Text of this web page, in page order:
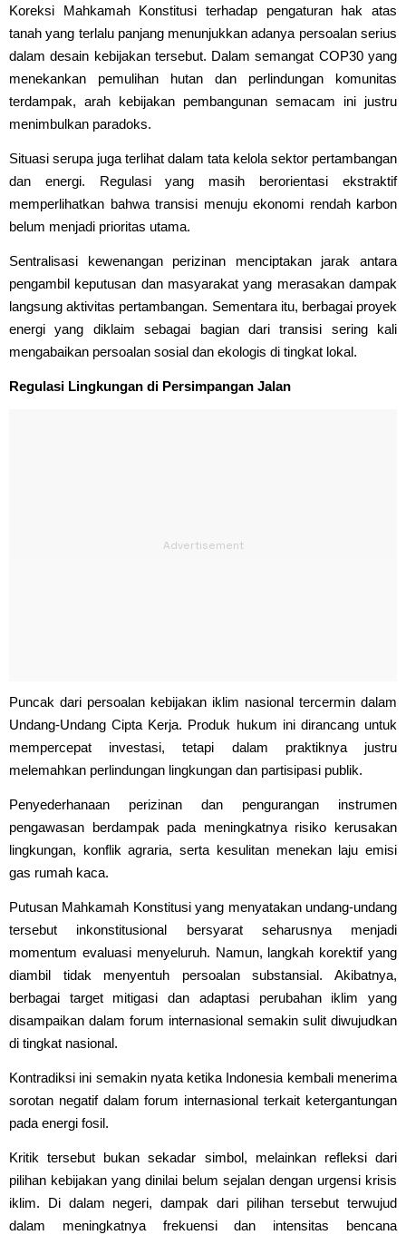
Koreksi Mahkamah Konstitusi terhadap pengaturan hak atas
tanah yang terlalu panjang menunjukkan adanya persoalan serius
dalam desain kebijakan tersebut. Dalam semangat COP30 yang
menekankan pemulihan hutan dan perlindungan komunitas
terdampak, arah kebijakan pembangunan semacam ini justru
menimbulkan paradoks.
Situasi serupa juga terlihat dalam tata kelola sektor pertambangan
dan energi. Regulasi yang masih berorientasi ekstraktif
memperlihatkan bahwa transisi menuju ekonomi rendah karbon
belum menjadi prioritas utama.
Sentralisasi kewenangan perizinan menciptakan jarak antara
pengambil keputusan dan masyarakat yang merasakan dampak
langsung aktivitas pertambangan. Sementara itu, berbagai proyek
energi yang diklaim sebagai bagian dari transisi sering kali
mengabaikan persoalan sosial dan ekologis di tingkat lokal.
Regulasi Lingkungan di Persimpangan Jalan
Puncak dari persoalan kebijakan iklim nasional tercermin dalam
Undang-Undang Cipta Kerja. Produk hukum ini dirancang untuk
mempercepat investasi, tetapi dalam praktiknya justru
melemahkan perlindungan lingkungan dan partisipasi publik.
Penyederhanaan perizinan dan pengurangan instrumen
pengawasan berdampak pada meningkatnya risiko kerusakan
lingkungan, konflik agraria, serta kesulitan menekan laju emisi
gas rumah kaca.
Putusan Mahkamah Konstitusi yang menyatakan undang-undang
tersebut inkonstitusional bersyarat seharusnya menjadi
momentum evaluasi menyeluruh. Namun, langkah korektif yang
diambil tidak menyentuh persoalan substansial. Akibatnya,
berbagai target mitigasi dan adaptasi perubahan iklim yang
disampaikan dalam forum internasional semakin sulit diwujudkan
di tingkat nasional.
Kontradiksi ini semakin nyata ketika Indonesia kembali menerima
sorotan negatif dalam forum internasional terkait ketergantungan
pada energi fosil.
Kritik tersebut bukan sekadar simbol, melainkan refleksi dari
pilihan kebijakan yang dinilai belum sejalan dengan urgensi krisis
iklim. Di dalam negeri, dampak dari pilihan tersebut terwujud
dalam meningkatnya frekuensi dan intensitas bencana